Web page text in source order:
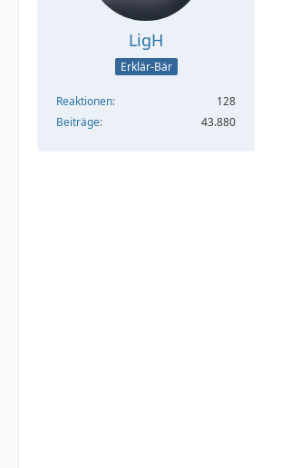
LigH
Erklär-Bär
Reaktionen
128
Beiträge
43.880